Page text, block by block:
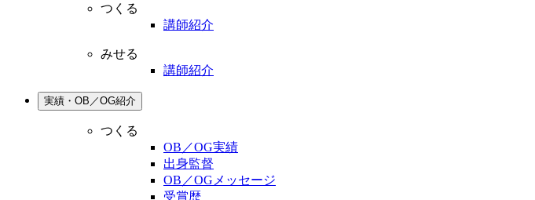
つくる
講師紹介
みせる
講師紹介
実績・OB／OG紹介
つくる
OB／OG実績
出身監督
OB／OGメッセージ
受賞歴